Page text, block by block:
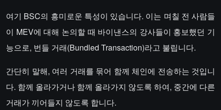
여기 BSC의 흥미로운 특성이 있습니다. 이는 며칠 전 사람들
이 MEV에 대해 논의할 때 바이낸스의 강사들이 홍보했던 기
능으로, 번들 거래(Bundled Transaction)라고 불립니다.
간단히 말해, 여러 거래를 묶어 함께 체인에 전송하는 것입니
다. 함께 올라가거나 함께 올라가지 않도록 하여, 중간에 다른
거래가 끼어들지 않도록 합니다.